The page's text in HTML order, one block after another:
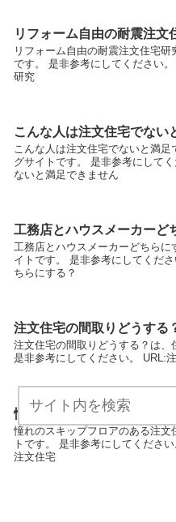
リフォーム自由の耐震注文
リフォーム自由の耐震注文住宅
です。 是非参考にしてください
研究
こんな人は注文住宅でない
こんな人は注文住宅でないと満
グサイトです。 是非参考にして
ないと満足できません
工務店とハウスメーカーど
工務店とハウスメーカーどちら
イトです。 是非参考にしてくだ
ちらにする？
注文住宅の間取りどうする
注文住宅の間取りどうする？は、
是非参考にしてください。 URL:
憧れのスキップフロアのあ
憧れのスキップフロアのある注文
トです。 是非参考にしてくださ
注文住宅